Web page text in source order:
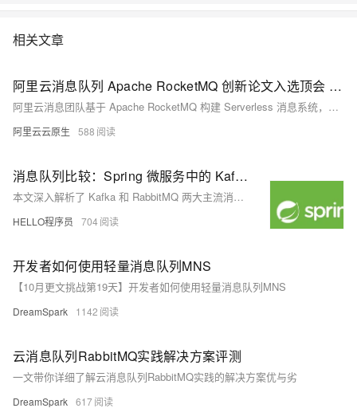
相关文章
阿里云消息队列 Apache RocketMQ 创新论文入选顶会 ACM FSE 2025
阿里云消息团队基于 Apache RocketMQ 构建 Serverless 消息系统，适配多种主流消息协议（如 RabbitMQ、MQTT 和 Kafka），成功解决了传统中间件在可伸缩性、成本及元数据管理等方面的难题，并据此实现 ApsaraMQ 全系列产品 Serverless 化，助力企业提效降本。
阿里云云原生 588
消息队列比较：Spring 微服务中的 Kafka 与 RabbitMQ
本文深入解析了 Kafka 和 RabbitMQ 两大主流消息队列在 Spring 微服务中的应用与对比。内容涵盖消息队列的基本原理、Kafka 与 RabbitMQ 的核心概念、各自优势及典型用例，并结合 Spring 生态的集成方式，帮助开发者根据实际需求选择合适的消息中间件，提升系统解耦、可扩展性与可靠性。
HELLO程序员 704
开发者如何使用轻量消息队列MNS
【10月更文挑战第19天】开发者如何使用轻量消息队列MNS
DreamSpark 1142
云消息队列RabbitMQ实践解决方案评测
一文带你详细了解云消息队列RabbitMQ实践的解决方案优与劣
DreamSpark 617